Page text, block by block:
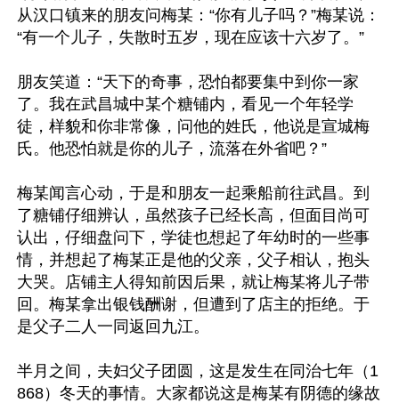
从汉口镇来的朋友问梅某：“你有儿子吗？”梅某说：
“有一个儿子，失散时五岁，现在应该十六岁了。”
朋友笑道：“天下的奇事，恐怕都要集中到你一家
了。我在武昌城中某个糖铺内，看见一个年轻学
徒，样貌和你非常像，问他的姓氏，他说是宣城梅
氏。他恐怕就是你的儿子，流落在外省吧？”
梅某闻言心动，于是和朋友一起乘船前往武昌。到
了糖铺仔细辨认，虽然孩子已经长高，但面目尚可
认出，仔细盘问下，学徒也想起了年幼时的一些事
情，并想起了梅某正是他的父亲，父子相认，抱头
大哭。店铺主人得知前因后果，就让梅某将儿子带
回。梅某拿出银钱酬谢，但遭到了店主的拒绝。于
是父子二人一同返回九江。
半月之间，夫妇父子团圆，这是发生在同治七年（1
868）冬天的事情。大家都说这是梅某有阴德的缘故